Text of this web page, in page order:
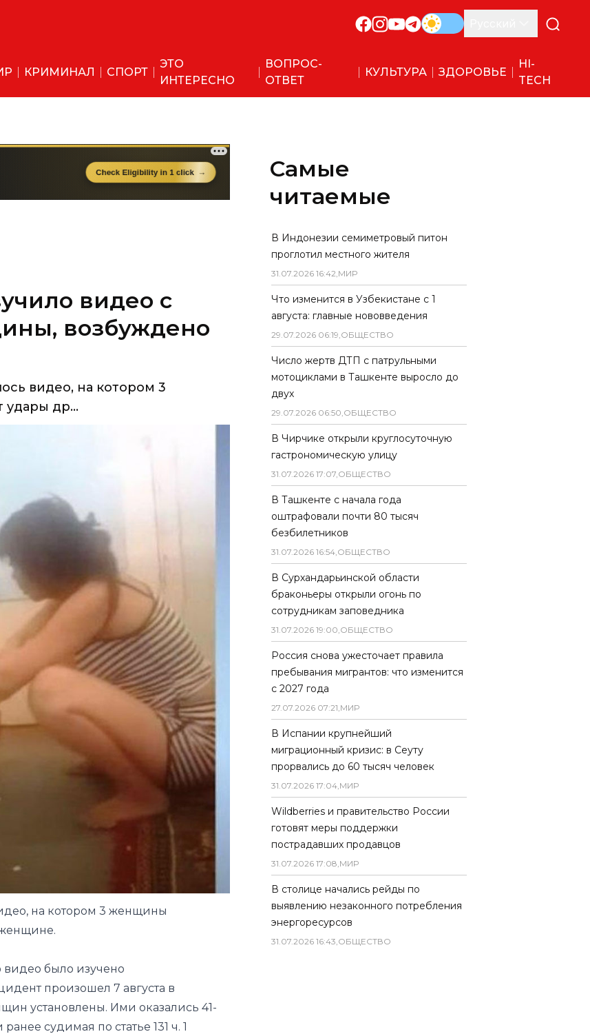
КРИМИНАЛ СПОРТ
ЭТО
ИНТЕРЕСНО
ВОПРОС-
ОТВЕТ
КУЛЬТУРА ЗДОРОВЬЕ
HI-
TECH
видео с
возбуждено
видео, на котором 3
др...
на котором 3 женщины
видео было изучено
произошел 7 августа в
установлены. Ими оказались 41-
судимая по статье 131 ч. 1
Самые
читаемые
В Индонезии семиметровый питон
проглотил местного жителя
31.07.2026 16:42,МИР
Что изменится в Узбекистане с 1
августа: главные нововведения
29.07.2026 06:19,ОБЩЕСТВО
Число жертв ДТП с патрульными
мотоциклами в Ташкенте выросло до
двух
29.07.2026 06:50,ОБЩЕСТВО
В Чирчике открыли круглосуточную
гастрономическую улицу
31.07.2026 17:07,ОБЩЕСТВО
В Ташкенте с начала года
оштрафовали почти 80 тысяч
безбилетников
31.07.2026 16:54,ОБЩЕСТВО
В Сурхандарьинской области
браконьеры открыли огонь по
сотрудникам заповедника
31.07.2026 19:00,ОБЩЕСТВО
Россия снова ужесточает правила
пребывания мигрантов: что изменится
с 2027 года
27.07.2026 07:21,МИР
В Испании крупнейший
миграционный кризис: в Сеуту
прорвались до 60 тысяч человек
31.07.2026 17:04,МИР
Wildberries и правительство России
готовят меры поддержки
пострадавших продавцов
31.07.2026 17:08,МИР
В столице начались рейды по
выявлению незаконного потребления
энергоресурсов
31.07.2026 16:43,ОБЩЕСТВО